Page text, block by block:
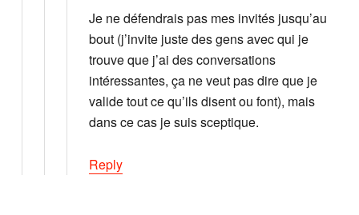
Je ne défendrais pas mes invités jusqu’au
bout (j’invite juste des gens avec qui je
trouve que j’ai des conversations
intéressantes, ça ne veut pas dire que je
valide tout ce qu’ils disent ou font), mais
dans ce cas je suis sceptique.
Reply